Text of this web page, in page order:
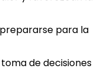
para la
de decisiones